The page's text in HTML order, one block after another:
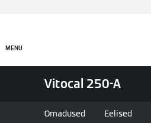
MENU
Vitocal 250-A
Omadused Eelised